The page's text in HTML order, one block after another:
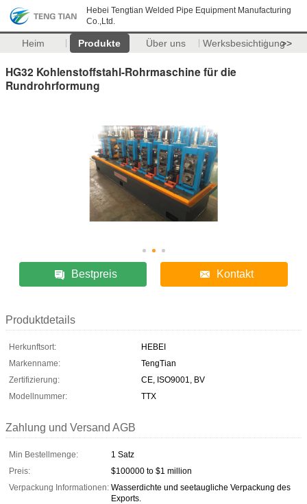
Hebei Tengtian Welded Pipe Equipment Manufacturing
Co.,Ltd.
Heim Produkte Über uns Werksbesichtigung>>
HG32 Kohlenstoffstahl-Rohrmaschine für die
Rundrohrformung
Bestpreis Kontakt
Produktdetails
Herkunftsort:
HEBEI
Markenname:
TengTian
Zertifizierung:
CE, ISO9001, BV
Modellnummer:
TTX
Zahlung und Versand AGB
Min Bestellmenge:
1 Satz
Preis:
$100000 to $1 million
Verpackung Informationen: Wasserdichte und seetaugliche Verpackung des
Exports.